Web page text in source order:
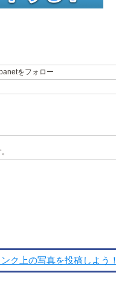
をフォロー
ク上の写真を投稿しよう！